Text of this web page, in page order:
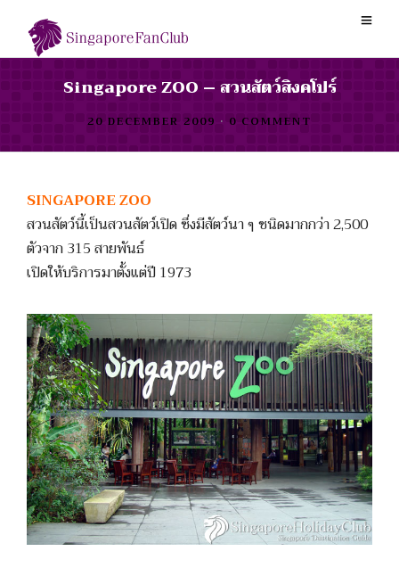
Singapore ZOO – สวนสัตว์สิงคโปร์
20 DECEMBER 2009 • 0 COMMENT
SINGAPORE ZOO
สวนสัตว์นี้เป็นสวนสัตว์เปิด ซึ่งมีสัตว์นา ๆ ชนิดมากกว่า 2,500
ตัวจาก 315 สายพันธ์
เปิดให้บริการมาตั้งแต่ปี 1973